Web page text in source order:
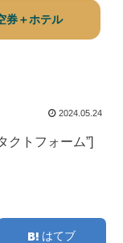
券＋ホテル
2024.05.24
クトフォーム”]
はてブ